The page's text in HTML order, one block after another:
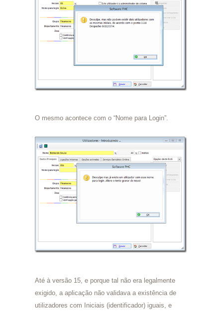
O mesmo acontece com o “Nome para Login”.
Até à versão 15, e porque tal não era legalmente
exigido, a aplicação não validava a existência de
utilizadores com Iniciais (identificador) iguais, e